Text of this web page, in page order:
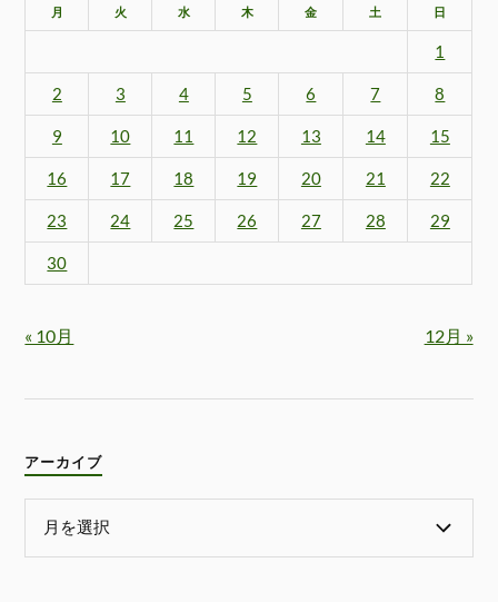
月 火 水 木 金 土 日
1
2 3 4 5 6 7 8
9 10 11 12 13 14 15
16 17 18 19 20 21 22
23 24 25 26 27 28 29
30
« 10月 12月 »
アーカイブ